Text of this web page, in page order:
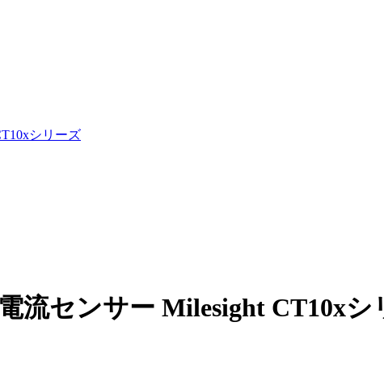
シリーズ
流センサー Milesight CT10xシ